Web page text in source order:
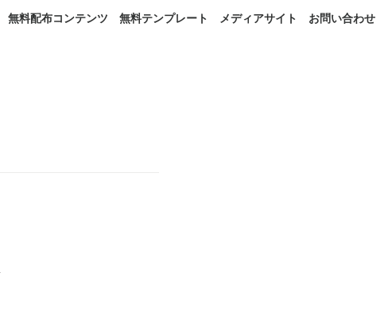
無料配布コンテンツ 無料テンプレート メディアサイト お問い合わせ